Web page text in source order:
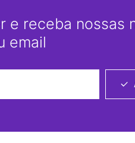
e receba nossas
email